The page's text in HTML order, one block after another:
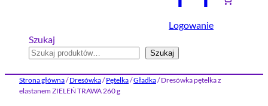
Logowanie
Szukaj
Szukaj
Strona główna/Dresówka/Pętelka/Gładka/ Dresówka pętelka z
elastanem ZIELEŃ TRAWA 260 g